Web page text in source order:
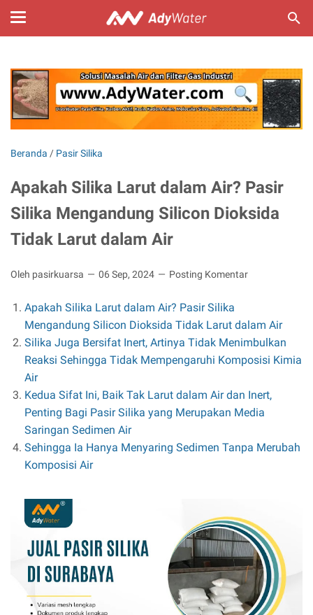
Beranda / Pasir Silika
Apakah Silika Larut dalam Air? Pasir
Silika Mengandung Silicon Dioksida
Tidak Larut dalam Air
Oleh pasirkuarsa 06 Sep, 2024 Posting Komentar
Apakah Silika Larut dalam Air? Pasir Silika
Mengandung Silicon Dioksida Tidak Larut dalam Air
Silika Juga Bersifat Inert, Artinya Tidak Menimbulkan
Reaksi Sehingga Tidak Mempengaruhi Komposisi Kimia
Air
Kedua Sifat Ini, Baik Tak Larut dalam Air dan Inert,
Penting Bagi Pasir Silika yang Merupakan Media
Saringan Sedimen Air
Sehingga Ia Hanya Menyaring Sedimen Tanpa Merubah
Komposisi Air